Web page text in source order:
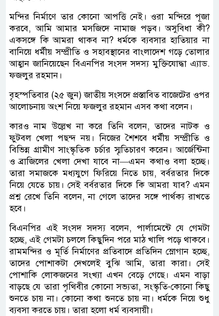
মন্দির নির্মাণে তার কোনো আপত্তি নেই। ওরা মন্দিরে পূজা
করবে, আমি আমার মসজিদে নামাজ পড়ব। অসুবিধা কী?
একসঙ্গে কি আমরা থাকব না? ধর্মকে ব্যবসার হাতিয়ার না
বানিয়ে ধর্মীয় সম্প্রীতি ও সহাবস্থানের বাংলাদেশ গড়ে তোলার
আহ্বান জানিয়েছেন বিএনপির সংসদ সদস্য মুক্তিযোদ্ধা এ্যাড.
ফজলুর রহমান।
বৃহস্পতিবার (২৫ জুন) জাতীয় সংসদে প্রস্তাবিত বাজেটের ওপর
আলোচনায় অংশ নিয়ে ফজলুর রহমান এসব কথা বলেন।
কারও নাম উল্লেখ না করে তিনি বলেন, তাদের নাটক ও
ফুটবল খেলা পছন্দ নয়। নিজের শৈশবে ধর্মীয় সম্প্রীতি ও
বিভিন্ন গ্রামীণ সাংস্কৃতিক চর্চার স্মৃতিচারণ করেন। আর্জেন্টিনা
ও ব্রাজিলের খেলা দেখা যাবে না—এমন কথাও বলা হচ্ছে।
তারা সমাজকে মধ্যযুগে ফিরিয়ে নিতে চায়, বর্বরতার দিকে
নিয়ে যেতে চায়। সেই বর্বরতার দিকে কি আমরা যাব? এমন
প্রশ্ন রেখে তিনি বলেন, না গেলে তাদের সঙ্গে পার্থক্য রাখতে
হবে।
বিএনপির এই সংসদ সদস্য বলেন, পার্লামেন্টে যে গেমটা
হচ্ছে, এই গেমটা চললে কিছুদিন পরে মাঠ খালি পড়ে থাকবে।
রামমন্দির ও মূর্তি নির্মাণের প্রতিবাদে প্রতিদিন স্লোগান হচ্ছে,
তাদের পোশাকটা দেখলেই বুঝি আমি, তারা কারা। সেই
পোশাকি লোকজনের সংখ্যা এখন বেড়ে গেছে। এমন বাড়া
বাড়ছে যে তারা পৃথিবীর কোনো সভ্যতা, সংস্কৃতি-কোনো কিছু
শুনতে চায় না। কোনো কথা শুনতে চায় না। ধর্মকে নিয়ে শুধু
ব্যবসা করতে চায়। তারা হলো ধর্ম ব্যবসায়ী।